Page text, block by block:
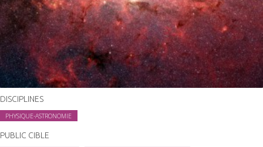
DISCIPLINES
PHYSIQUE-ASTRONOMIE
PUBLIC CIBLE